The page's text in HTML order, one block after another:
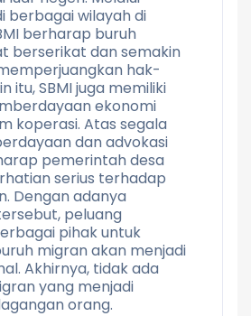
berbagai wilayah di
berharap buruh
berserikat dan semakin
hak-
itu, SBMI juga memiliki
ekonomi
koperasi. Atas segala
dan advokasi
pemerintah desa
serius terhadap
Dengan adanya
peluang
pihak untuk
migran akan menjadi
Akhirnya, tidak ada
yang menjadi
orang.